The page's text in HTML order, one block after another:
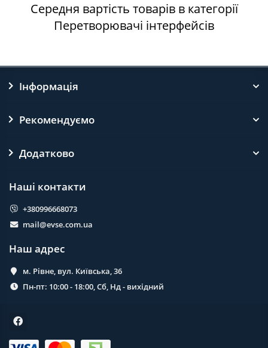
Середня вартість товарів в категорії
Перетворювачі інтерфейсів
Інформація
Рекомендуємо
Додатково
Наші контакти
+380996668073
mail@evse.com.ua
Наш адрес
м. Рівне, вул. Київська, 36
Пн-пт: 10:00 - 18:00, Сб, Нд - вихідний